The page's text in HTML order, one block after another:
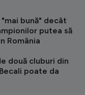
bună" decât
putea să
România
două cluburi din
poate da